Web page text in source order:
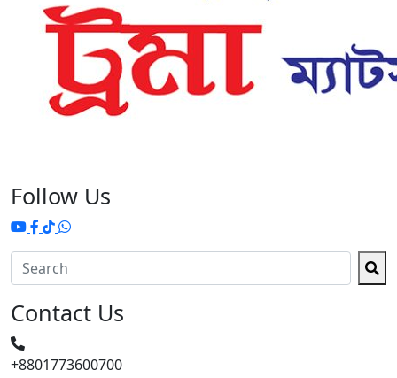
Follow Us
Contact Us
+8801773600700